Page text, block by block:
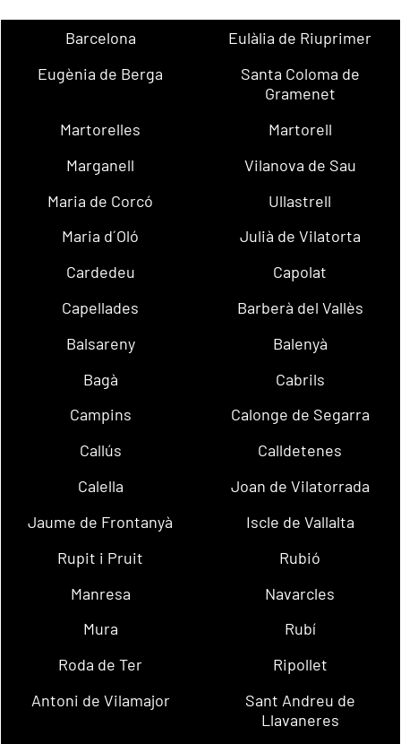
Barcelona
Eulàlia de Riuprimer
Eugènia de Berga
Santa Coloma de
Gramenet
Martorelles
Martorell
Marganell
Vilanova de Sau
Maria de Corcó
Ullastrell
Maria d´Oló
Julià de Vilatorta
Cardedeu
Capolat
Capellades
Barberà del Vallès
Balsareny
Balenyà
Bagà
Cabrils
Campins
Calonge de Segarra
Callús
Calldetenes
Calella
Joan de Vilatorrada
Jaume de Frontanyà
Iscle de Vallalta
Rupit i Pruit
Rubió
Manresa
Navarcles
Mura
Rubí
Roda de Ter
Ripollet
Antoni de Vilamajor
Sant Andreu de
Llavaneres